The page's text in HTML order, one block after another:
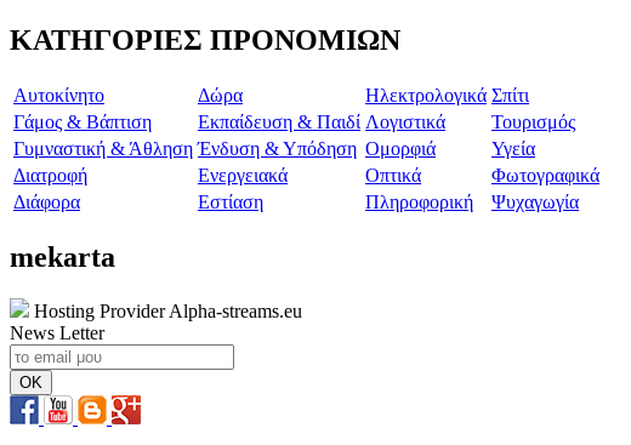
ΚΑΤΗΓΟΡΙΕΣ ΠΡΟΝΟΜΙΩΝ
Aυτοκίνητο Δώρα Ηλεκτρολογικά Σπίτι
Γάμος & Βάπτιση
Εκπαίδευση & Παιδί Λογιστικά
Τουρισμός
Γυμναστική & Άθληση Ένδυση & Υπόδηση Ομορφιά
Υγεία
Διατροφή
Ενεργειακά Οπτικά
Φωτογραφικά
Διάφορα
Εστίαση Πληροφορική Ψυχαγωγία
mekarta
Hosting Provider Alpha-streams.eu
News Letter